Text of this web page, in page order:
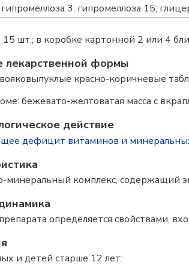
3; гипромеллоза 15;
15 шт.; в коробке картонной 2 или 4
лекарственной формы
красно-коричневые
бежевато-желтоватая масса с
действие
дефицит витаминов и
минеральный комплекс, содержащий
определяется свойствами,
и детей старше 12 лет: